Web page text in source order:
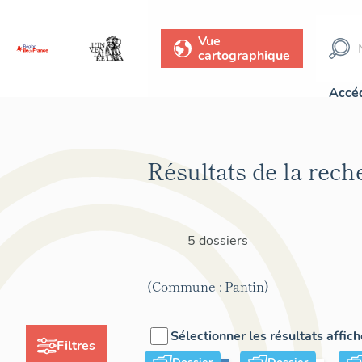
Vue
cartographique
Filtres
Résultats de la
5 dossiers
(Commune : Pantin)
Sélectionner les résultats